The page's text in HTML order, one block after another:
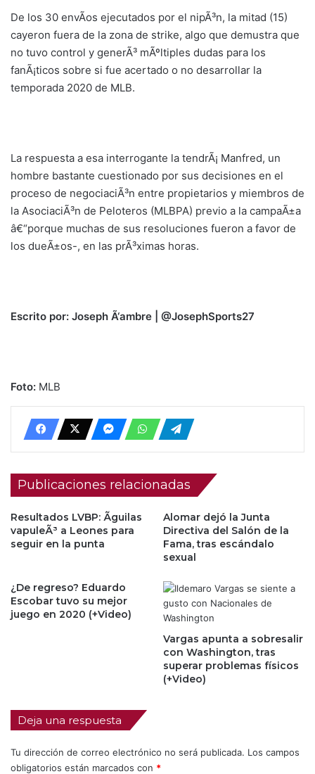
De los 30 envÃ­os ejecutados por el nipÃ³n, la mitad (15)
cayeron fuera de la zona de strike, algo que demustra que
no tuvo control y generÃ³ mÃºltiples dudas para los
fanÃ¡ticos sobre si fue acertado o no desarrollar la
temporada 2020 de MLB.
La respuesta a esa interrogante la tendrÃ¡ Manfred, un
hombre bastante cuestionado por sus decisiones en el
proceso de negociaciÃ³n entre propietarios y miembros de
la AsociaciÃ³n de Peloteros (MLBPA) previo a la campaÃ±a
â€“porque muchas de sus resoluciones fueron a favor de
los dueÃ±os-, en las prÃ³ximas horas.
Escrito por: Joseph Ã‘ambre | @JosephSports27
Foto: MLB
Publicaciones relacionadas
Resultados LVBP: Ãguilas
vapuleÃ³ a Leones para
seguir en la punta
Alomar dejó la Junta
Directiva del Salón de la
Fama, tras escándalo
sexual
¿De regreso? Eduardo
Escobar tuvo su mejor
juego en 2020 (+Video)
Vargas apunta a sobresalir
con Washington, tras
superar problemas físicos
(+Video)
Deja una respuesta
Tu dirección de correo electrónico no será publicada. Los campos
obligatorios están marcados con *